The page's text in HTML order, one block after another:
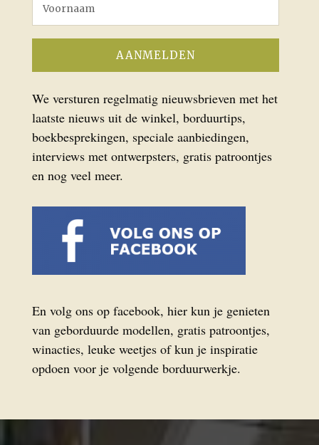
We versturen regelmatig nieuwsbrieven met het
laatste nieuws uit de winkel, borduurtips,
boekbesprekingen, speciale aanbiedingen,
interviews met ontwerpsters, gratis patroontjes
en nog veel meer.
En volg ons op facebook, hier kun je genieten
van geborduurde modellen, gratis patroontjes,
winacties, leuke weetjes of kun je inspiratie
opdoen voor je volgende borduurwerkje.